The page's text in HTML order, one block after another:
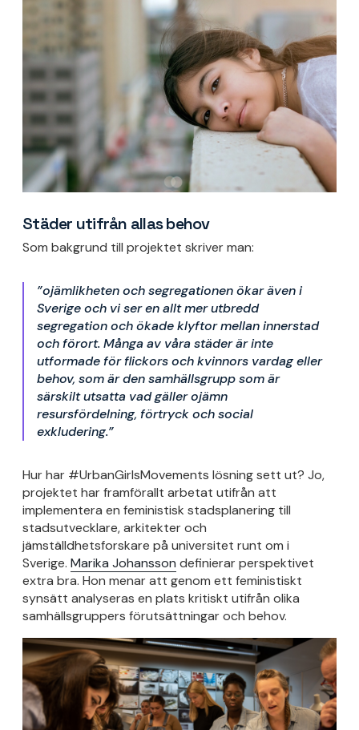
Städer utifrån allas behov
Som bakgrund till projektet skriver man:
”ojämlikheten och segregationen ökar även i
Sverige och vi ser en allt mer utbredd
segregation och ökade klyftor mellan innerstad
och förort. Många av våra städer är inte
utformade för flickors och kvinnors vardag eller
behov, som är den samhällsgrupp som är
särskilt utsatta vad gäller ojämn
resursfördelning, förtryck och social
exkludering.”
Hur har #UrbanGirlsMovements lösning sett ut? Jo,
projektet har framförallt arbetat utifrån att
implementera en feministisk stadsplanering till
stadsutvecklare, arkitekter och
jämställdhetsforskare på universitet runt om i
Sverige. Marika Johansson definierar perspektivet
extra bra. Hon menar att genom ett feministiskt
synsätt analyseras en plats kritiskt utifrån olika
samhällsgruppers förutsättningar och behov.